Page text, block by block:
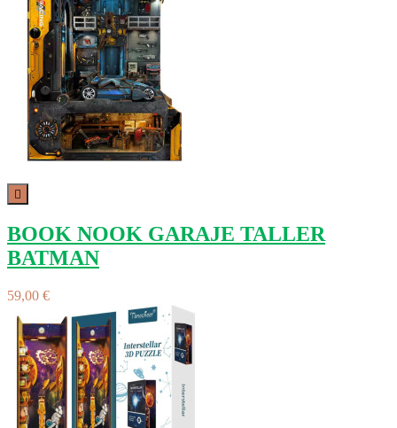

BOOK NOOK GARAJE TALLER
BATMAN
59,00 €